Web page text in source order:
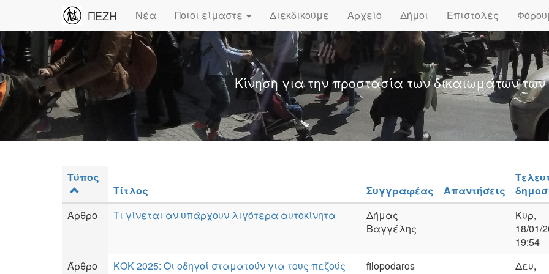
ΠΕΖΗ Νέα Ποιοι είμαστε Διεκδικούμε Αρχείο Δήμοι Επιστολές
Κίνηση για την προστασία των δικαιωμάτων
Τύπος
Τίτλος
Συγγραφέας Απαντήσεις
Άρθρο
Τι γίνεται αν υπάρχουν λιγότερα αυτοκίνητα
Δήμας
Βαγγέλης
Κυρ,
18/01/
19:54
Άρθρο
ΚΟΚ 2025: Οι οδηγοί σταματούν για τους πεζούς
filopodaros
Δευ,